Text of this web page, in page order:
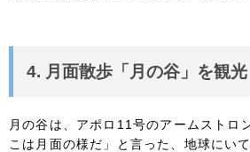
4. 月面散歩「月の谷」を観光
月の谷は、アポロ11号のアームストロ
こは月面の様だ」と言った、地球にい